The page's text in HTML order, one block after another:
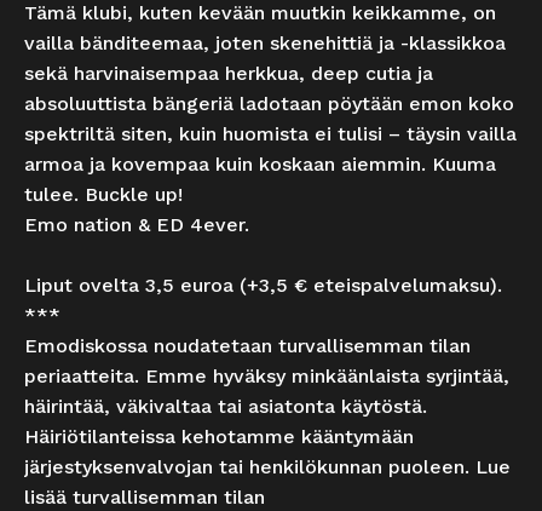
Tämä klubi, kuten kevään muutkin keikkamme, on
vailla bänditeemaa, joten skenehittiä ja -klassikkoa
sekä harvinaisempaa herkkua, deep cutia ja
absoluuttista bängeriä ladotaan pöytään emon koko
spektriltä siten, kuin huomista ei tulisi – täysin vailla
armoa ja kovempaa kuin koskaan aiemmin. Kuuma
tulee. Buckle up!
Emo nation & ED 4ever.
Liput ovelta 3,5 euroa (+3,5 € eteispalvelumaksu).
***
Emodiskossa noudatetaan turvallisemman tilan
periaatteita. Emme hyväksy minkäänlaista syrjintää,
häirintää, väkivaltaa tai asiatonta käytöstä.
Häiriötilanteissa kehotamme kääntymään
järjestyksenvalvojan tai henkilökunnan puoleen. Lue
lisää turvallisemman tilan